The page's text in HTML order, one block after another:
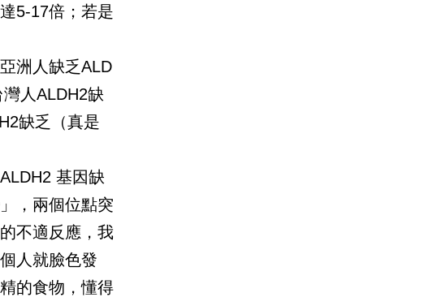
5-17倍；若是
洲人缺乏ALD
人ALDH2缺
缺乏（真是
基因缺
，兩個位點突
不適反應，我
人就臉色發
的食物，懂得